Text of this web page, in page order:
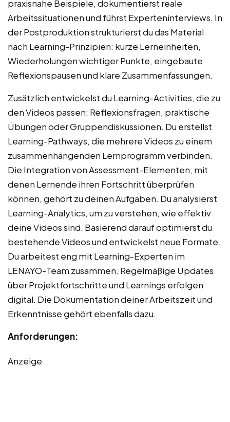
praxisnahe Beispiele, dokumentierst reale
Arbeitssituationen und führst Experteninterviews. In
der Postproduktion strukturierst du das Material
nach Learning-Prinzipien: kurze Lerneinheiten,
Wiederholungen wichtiger Punkte, eingebaute
Reflexionspausen und klare Zusammenfassungen.
Zusätzlich entwickelst du Learning-Activities, die zu
den Videos passen: Reflexionsfragen, praktische
Übungen oder Gruppendiskussionen. Du erstellst
Learning-Pathways, die mehrere Videos zu einem
zusammenhängenden Lernprogramm verbinden.
Die Integration von Assessment-Elementen, mit
denen Lernende ihren Fortschritt überprüfen
können, gehört zu deinen Aufgaben. Du analysierst
Learning-Analytics, um zu verstehen, wie effektiv
deine Videos sind. Basierend darauf optimierst du
bestehende Videos und entwickelst neue Formate.
Du arbeitest eng mit Learning-Experten im
LENAYO-Team zusammen. Regelmäßige Updates
über Projektfortschritte und Learnings erfolgen
digital. Die Dokumentation deiner Arbeitszeit und
Erkenntnisse gehört ebenfalls dazu.
Anforderungen:
Anzeige